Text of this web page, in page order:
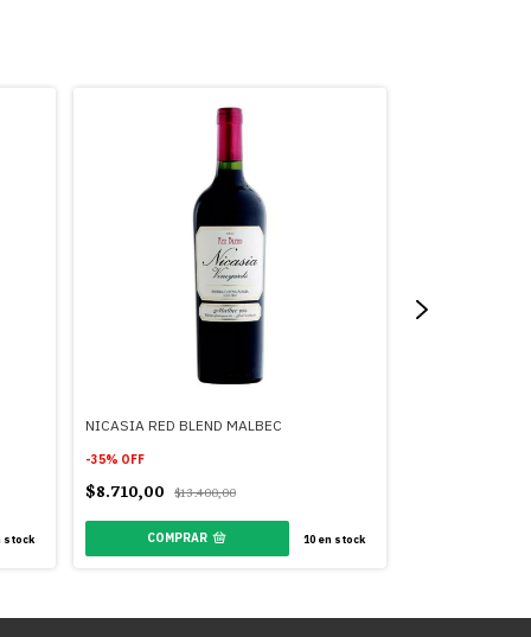
stock
NICASIA RED BLEND MALBEC
-35% OFF
$8.710,00 $13.400,00
10en stock